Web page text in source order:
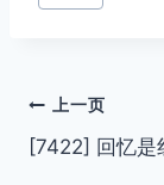
文
章
上一页
[7422] 回忆是